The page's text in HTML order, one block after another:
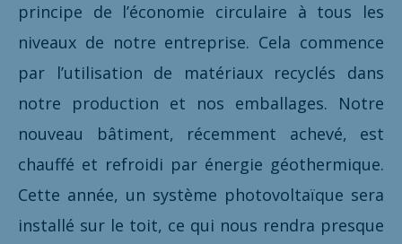
principe de l’économie circulaire à tous les
niveaux de notre entreprise. Cela commence
par l’utilisation de matériaux recyclés dans
notre production et nos emballages. Notre
nouveau bâtiment, récemment achevé, est
chauffé et refroidi par énergie géothermique.
Cette année, un système photovoltaïque sera
installé sur le toit, ce qui nous rendra presque